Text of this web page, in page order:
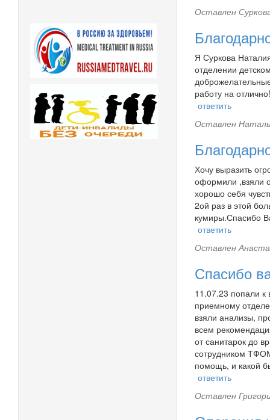
Оставлен
Я Суркова
отделении
работу на
ответить
Оставлен
Хочу выразить
оформили ,взяли
хорошо себя
2ой раз в этой
кумиры.Спасибо
ответить
Оставлен
Спасибо
11.07.23 попали к
приемному
взяли анализы,
всем
от санитарок до
сотрудником
помощь, и какой
ответить
Оставлен